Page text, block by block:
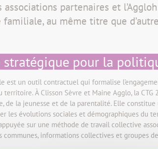
partenaires et
au même titre que
stratégique pour la
est un outil contractuel qui formalise
À Clisson Sèvre et Maine Agglo, la
de la jeunesse et de la parentalité. Elle
les évolutions sociales et démographiques du
appuyée sur une méthode de travail collective
communes, informations collectives et groupes